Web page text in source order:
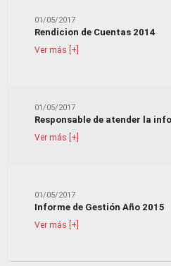
01/05/2017
Rendicion de Cuentas 2014
Ver más [+]
01/05/2017
Responsable de atender la
Ver más [+]
01/05/2017
Informe de Gestión Año 2015
Ver más [+]